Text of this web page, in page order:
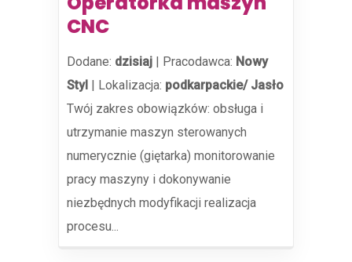
CNC
Dodane: dzisiaj | Pracodawca: Nowy
Styl | Lokalizacja: podkarpackie/ Jasło
Twój zakres obowiązków: obsługa i
utrzymanie maszyn sterowanych
numerycznie (giętarka) monitorowanie
pracy maszyny i dokonywanie
niezbędnych modyfikacji realizacja
procesu...